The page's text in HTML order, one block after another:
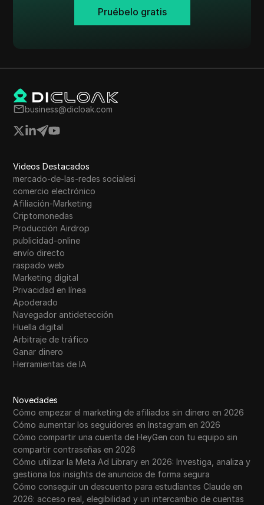
Pruébelo gratis
business@dicloak.com
Videos Destacados
mercado-de-las-redes socialesi
comercio electrónico
Afiliación-Marketing
Criptomonedas
Producción Airdrop
publicidad-online
envío directo
raspado web
Marketing digital
Privacidad en línea
Apoderado
Navegador antidetección
Huella digital
Arbitraje de tráfico
Ganar dinero
Herramientas de IA
Novedades
Cómo empezar el marketing de afiliados sin dinero en 2026
Cómo aumentar los seguidores en Instagram en 2026
Cómo compartir una cuenta de HeyGen con tu equipo sin
compartir contraseñas en 2026
Cómo utilizar la Meta Ad Library en 2026: Investiga, analiza y
gestiona los insights de anuncios de forma segura
Cómo conseguir un descuento para estudiantes Claude en
2026: acceso real, elegibilidad y un intercambio de cuentas